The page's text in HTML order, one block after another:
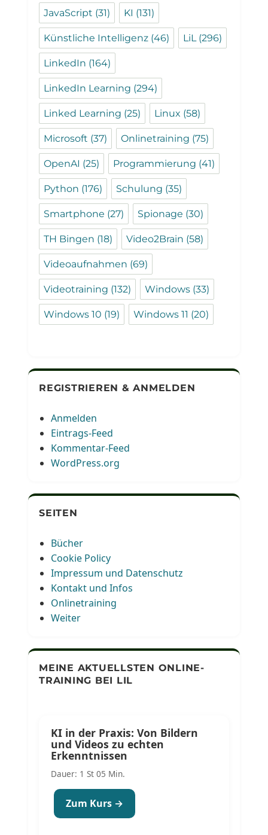
JavaScript (31) KI (131)
Künstliche Intelligenz (46) LiL(296)
LinkedIn (164)
LinkedIn Learning (294)
Linked Learning (25) Linux (58)
Microsoft (37) Onlinetraining (75)
OpenAI (25) Programmierung (41)
Python (176) Schulung (35)
Smartphone (27) Spionage (30)
TH Bingen (18) Video2Brain (58)
Videoaufnahmen (69)
Videotraining (132) Windows (33)
Windows 10 (19) Windows 11 (20)
REGISTRIEREN & ANMELDEN
Anmelden
Eintrags-Feed
Kommentar-Feed
WordPress.org
SEITEN
Bücher
Cookie Policy
Impressum und Datenschutz
Kontakt und Infos
Onlinetraining
Weiter
MEINE AKTUELLSTEN ONLINE-
TRAINING BEI LIL
KI in der Praxis: Von Bildern
und Videos zu echten
Erkenntnissen
Dauer: 1 St 05 Min.
Zum Kurs →